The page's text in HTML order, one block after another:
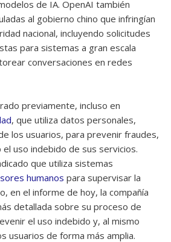
de IA. OpenAI también
al gobierno chino que infringían
nacional, incluyendo solicitudes
para sistemas a gran escala
conversaciones en redes
previamente, incluso en
, que utiliza datos personales,
los usuarios, para prevenir fraudes,
uso indebido de sus servicios.
que utiliza sistemas
humanos para supervisar la
en el informe de hoy, la compañía
detallada sobre su proceso de
el uso indebido y, al mismo
usuarios de forma más amplia.